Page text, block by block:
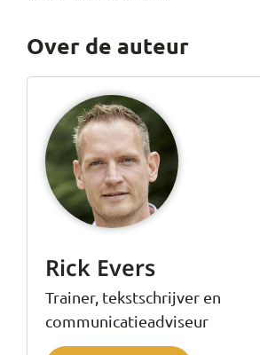
Over de auteur
Rick Evers
Trainer, tekstschrijver en
communicatieadviseur